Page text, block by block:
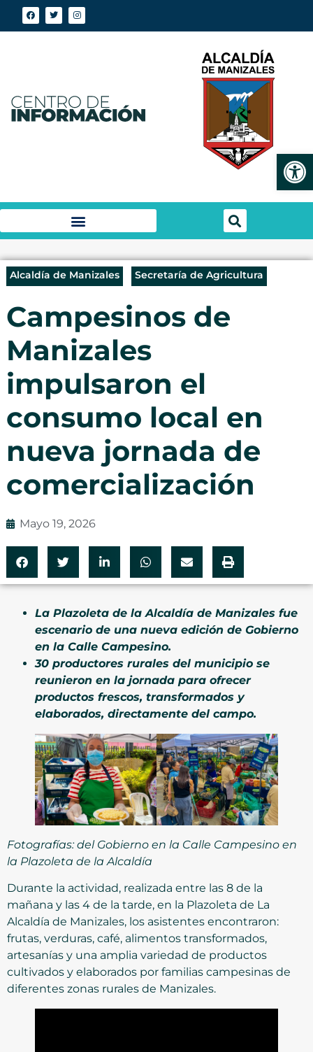
Alcaldía de Manizales Secretaría de Agricultura
Campesinos de
Manizales
impulsaron el
consumo local en
nueva jornada de
comercialización
Mayo 19, 2026
La Plazoleta de la Alcaldía de Manizales fue
escenario de una nueva edición de Gobierno
en la Calle Campesino.
30 productores rurales del municipio se
reunieron en la jornada para ofrecer
productos frescos, transformados y
elaborados, directamente del campo.
Fotografías: del Gobierno en la Calle Campesino en
la Plazoleta de la Alcaldía
Durante la actividad, realizada entre las 8 de la
mañana y las 4 de la tarde, en la Plazoleta de La
Alcaldía de Manizales, los asistentes encontraron:
frutas, verduras, café, alimentos transformados,
artesanías y una amplia variedad de productos
cultivados y elaborados por familias campesinas de
diferentes zonas rurales de Manizales.